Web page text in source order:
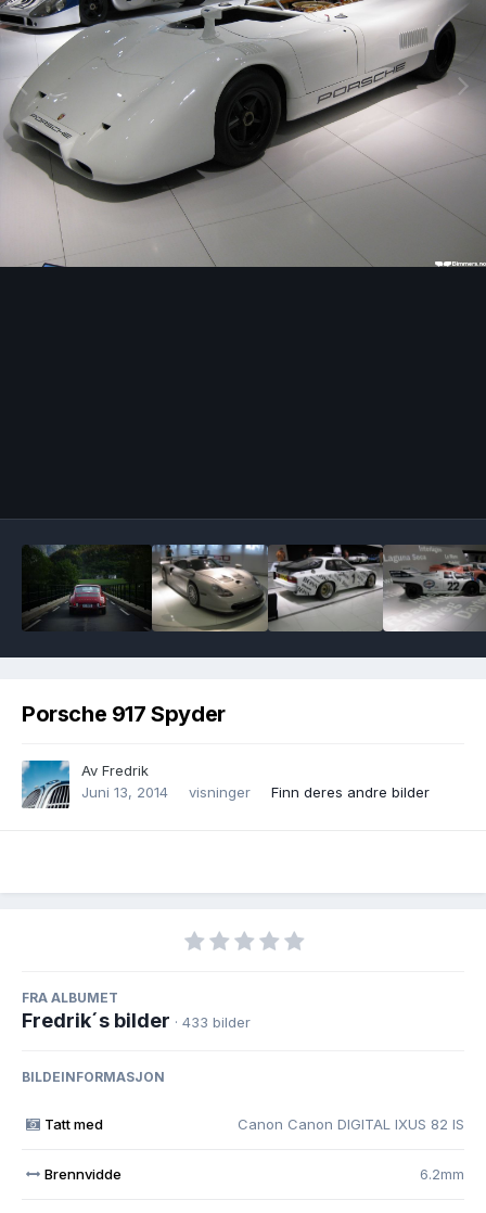
Porsche 917 Spyder
Av Fredrik
Juni 13, 2014
visninger Finn deres andre bilder
FRA ALBUMET
Fredrik´s bilder · 433 bilder
BILDEINFORMASJON
Tatt med Canon Canon DIGITAL IXUS 82 IS
Brennvidde 6.2mm